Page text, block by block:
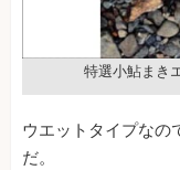
特選小鮎まき
ウエットタイプなの
だ。